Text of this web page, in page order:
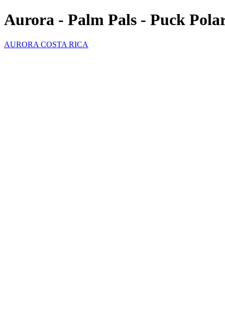
Aurora - Palm Pals - Puck
AURORA COSTA RICA